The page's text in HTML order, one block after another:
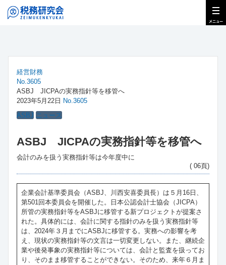
経営財務
No.3605
ASBJ JICPAの実務指針等を移管へ
2023年5月22日 No.3605
ASBJ ニュース
ASBJ JICPAの実務指針等を移管へ
会計のみを扱う実務指針等は今年度中に
( 06頁)
企業会計基準委員会（ASBJ、川西安喜委員長）は５月16日、
第501回本委員会を開催した。日本公認会計士協会（JICPA）
所管の実務指針等をASBJに移管する新プロジェクトが提案さ
れた。具体的には、会計に関する指針のみを扱う実務指針等
は、2024年３月までにASBJに移管する。実務への影響を考
え、現状の実務指針等の文言は一切変更しない。また、継続企
業や後発事象の実務指針等については、会計と監査を扱ってお
り、そのまま移管することができない。そのため、来年６月ま